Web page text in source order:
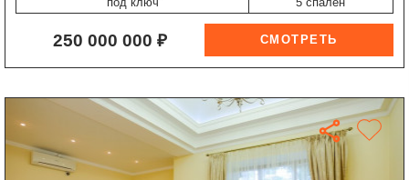
250 000 000 ₽